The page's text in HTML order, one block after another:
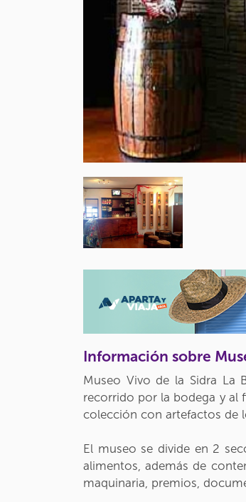
Información sobre
Museo Vivo de la Sidra La
recorrido por la bodega y al
colección con artefactos de
El museo se divide en 2
alimentos, además de
maquinaria, premios,